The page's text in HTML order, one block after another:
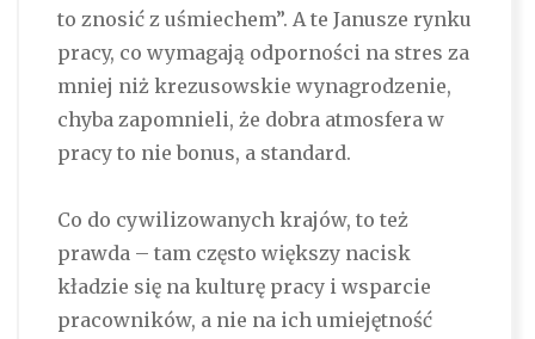
to znosić z uśmiechem”. A te Janusze rynku
pracy, co wymagają odporności na stres za
mniej niż krezusowskie wynagrodzenie,
chyba zapomnieli, że dobra atmosfera w
pracy to nie bonus, a standard.
Co do cywilizowanych krajów, to też
prawda – tam często większy nacisk
kładzie się na kulturę pracy i wsparcie
pracowników, a nie na ich umiejętność